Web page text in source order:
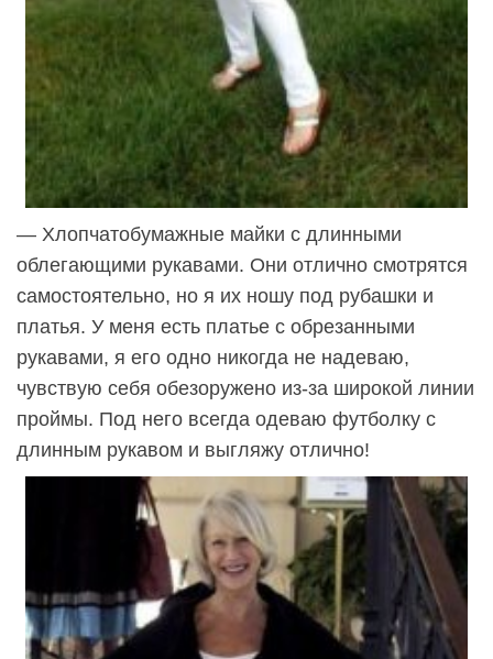
— Хлопчатобумажные майки с длинными
облегающими рукавами. Они отлично смотрятся
самостоятельно, но я их ношу под рубашки и
платья. У меня есть платье с обрезанными
рукавами, я его одно никогда не надеваю,
чувствую себя обезоружено из-за широкой линии
проймы. Под него всегда одеваю футболку с
длинным рукавом и выгляжу отлично!